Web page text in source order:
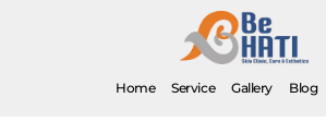
Home Service Gallery Blog